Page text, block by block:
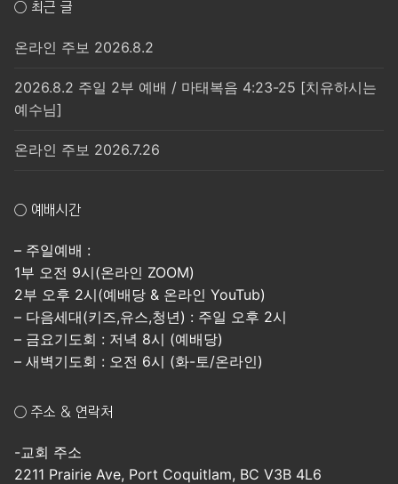
○ 최근 글
온라인 주보 2026.8.2
2026.8.2 주일 2부 예배 / 마태복음 4:23-25 [치유하시는
예수님]
온라인 주보 2026.7.26
○ 예배시간
– 주일예배 :
1부 오전 9시(온라인 ZOOM)
2부 오후 2시(예배당 & 온라인 YouTub)
– 다음세대(키즈,유스,청년) : 주일 오후 2시
– 금요기도회 : 저녁 8시 (예배당)
– 새벽기도회 : 오전 6시 (화-토/온라인)
○ 주소 & 연락처
-교회 주소
2211 Prairie Ave, Port Coquitlam, BC V3B 4L6